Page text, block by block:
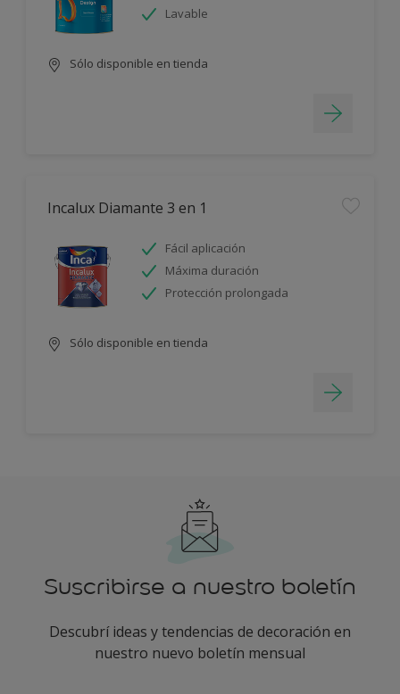
Lavable
Sólo disponible en tienda
Incalux Diamante 3 en 1
Fácil aplicación
Máxima duración
Protección prolongada
Sólo disponible en tienda
Suscribirse a nuestro boletín
Descubrí ideas y tendencias de decoración en
nuestro nuevo boletín mensual